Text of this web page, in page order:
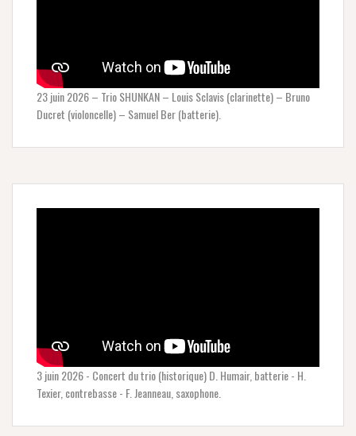
23 juin 2026 – Trio SHUNKAN – Louis Sclavis (clarinette) – Bruno
Ducret (violoncelle) – Samuel Ber (batterie).
3 juin 2026 - Concert du trio (historique) D. Humair, batterie - H.
Texier, contrebasse - F. Jeanneau, saxophone.